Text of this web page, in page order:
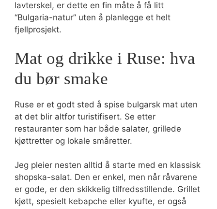
lavterskel, er dette en fin måte å få litt
“Bulgaria-natur” uten å planlegge et helt
fjellprosjekt.
Mat og drikke i Ruse: hva
du bør smake
Ruse er et godt sted å spise bulgarsk mat uten
at det blir altfor turistifisert. Se etter
restauranter som har både salater, grillede
kjøttretter og lokale småretter.
Jeg pleier nesten alltid å starte med en klassisk
shopska-salat. Den er enkel, men når råvarene
er gode, er den skikkelig tilfredsstillende. Grillet
kjøtt, spesielt kebapche eller kyufte, er også